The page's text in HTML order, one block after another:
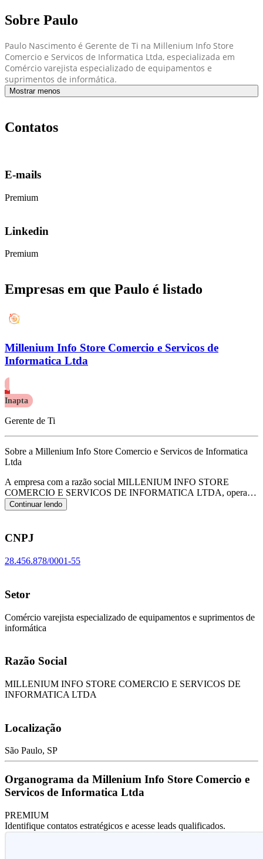
Sobre Paulo
Paulo Nascimento é Gerente de Ti na Millenium Info Store
Comercio e Servicos de Informatica Ltda, especializada em
Comércio varejista especializado de equipamentos e
suprimentos de informática.
Mostrar menos
Contatos
E-mails
Premium
Linkedin
Premium
Empresas em que Paulo é listado
Millenium Info Store Comercio e Servicos de
Informatica Ltda
Inapta
Gerente de Ti
Sobre a Millenium Info Store Comercio e Servicos de Informatica
Ltda
A empresa com a razão social MILLENIUM INFO STORE
COMERCIO E SERVICOS DE INFORMATICA LTDA, opera
com o CNPJ 28.456.878/0001-55 e tem sua sede localizada em Sao
Paulo/SP.Seu foco principal de atuação é de comércio varejista
acordo com o código CNAE G-4751-2/01.
Continuar lendo
CNPJ
28.456.878/0001-55
Setor
Comércio varejista especializado de equipamentos e suprimentos de
informática
Razão Social
MILLENIUM INFO STORE COMERCIO E SERVICOS DE
INFORMATICA LTDA
Localização
São Paulo, SP
Organograma da Millenium Info Store Comercio e
Servicos de Informatica Ltda
PREMIUM
Identifique contatos estratégicos e acesse leads qualificados.